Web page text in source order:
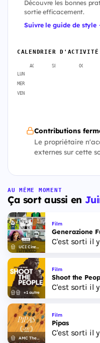
Découvre les bonnes
sortie efficacement.
Suivre le guide de style
CALENDRIER D'ACTIVITÉ
AOÛT SEPT. OCT.
LUN
MER
VEN
Contributions
Le propriétaire
externes sur cette
AU MÊME MOMENT
Ça sort aussi en
UCI Cinemas
Film
Generazione
C'est sorti il
+1 autre
Film
Shoot the
C'est sorti il
AMC Theatres
Film
Pipas
C'est sorti il